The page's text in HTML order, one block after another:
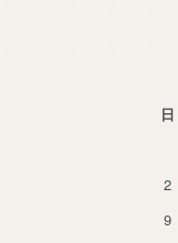
日
2
9